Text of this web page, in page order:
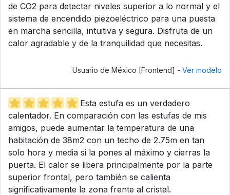
de CO2 para detectar niveles superior a lo normal y el
sistema de encendido piezoeléctrico para una puesta
en marcha sencilla, intuitiva y segura. Disfruta de un
calor agradable y de la tranquilidad que necesitas.
Usuario de México [Frontend] - Ver modelo
Esta estufa es un verdadero
calentador. En comparación con las estufas de mis
amigos, puede aumentar la temperatura de una
habitación de 38m2 con un techo de 2.75m en tan
solo hora y media si la pones al máximo y cierras la
puerta. El calor se libera principalmente por la parte
superior frontal, pero también se calienta
significativamente la zona frente al cristal.